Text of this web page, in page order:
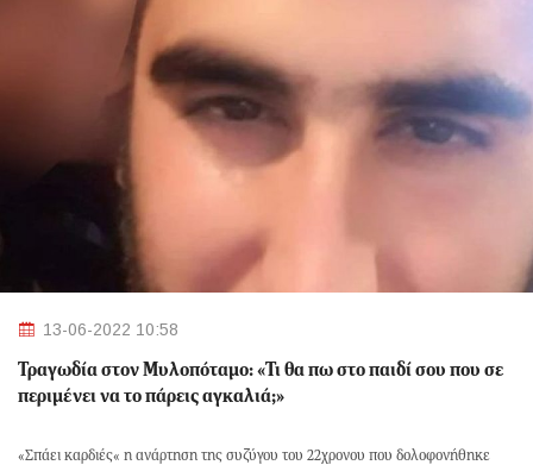
13-06-2022 10:58
Τραγωδία στον Μυλοπόταμο: «Τι θα πω στο παιδί σου που σε
περιμένει να το πάρεις αγκαλιά;»
«Σπάει καρδιές« η ανάρτηση της συζύγου του 22χρονου που δολοφονήθηκε